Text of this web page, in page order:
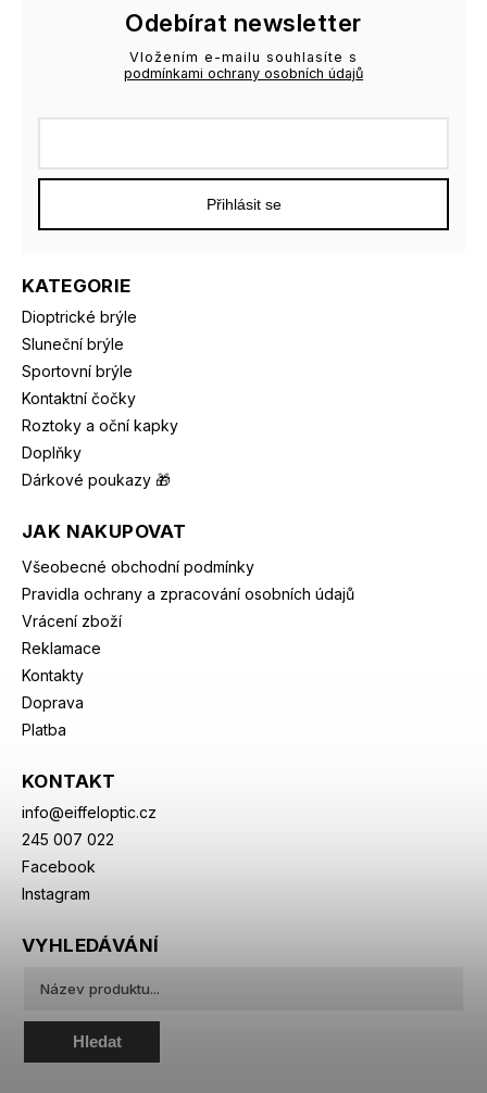
KATEGORIE
Dioptrické brýle
Sluneční brýle
Sportovní brýle
Kontaktní čočky
Roztoky a oční kapky
Doplňky
Dárkové poukazy 🎁
JAK NAKUPOVAT
Všeobecné obchodní podmínky
Pravidla ochrany a zpracování osobních údajů
Vrácení zboží
Reklamace
Kontakty
Doprava
Platba
KONTAKT
info@eiffeloptic.cz
245 007 022
Facebook
Instagram
Odebírat newsletter
Vložením e-mailu souhlasíte s
podmínkami ochrany osobních údajů
Přihlásit se
VYHLEDÁVÁNÍ
Hledat